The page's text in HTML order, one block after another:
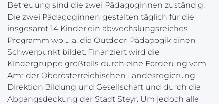
Betreuung sind die zwei Pädagoginnen zuständig.
Die zwei Pädagoginnen gestalten täglich für die
insgesamt 14 Kinder ein abwechslungsreiches
Programm wo u.a. die Outdoor-Pädagogik einen
Schwerpunkt bildet. Finanziert wird die
Kindergruppe großteils durch eine Förderung vom
Amt der Oberösterreichischen Landesregierung –
Direktion Bildung und Gesellschaft und durch die
Abgangsdeckung der Stadt Steyr. Um jedoch alle